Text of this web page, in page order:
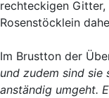
rechteckigen Gitter,
Rosenstöcklein
Im Brustton der
und zudem sind sie
anständig umgeht.